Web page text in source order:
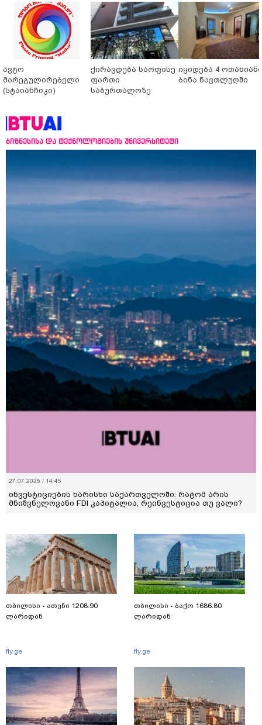
ავტო
მარეგულირებელი
(სტაიანჩიკი)
ქირავდება საოფისე
ფართი
საბურთალოზე
იყიდება 4 ოთახიანი
ბინა ნავთლუღში
ბიზნესისა და ტექნოლოგიების უნივერსიტეტი
27.07.2026 / 14:45
ინვესტიციების ხარისხი საქართველოში: რატომ არის
მნიშვნელოვანი FDI კაპიტალია, რეინვესტიცია თუ ვალი?
თბილისი - ათენი 1208.90
ლარიდან
fly.ge
თბილისი - ბაქო 1686.80
ლარიდან
fly.ge